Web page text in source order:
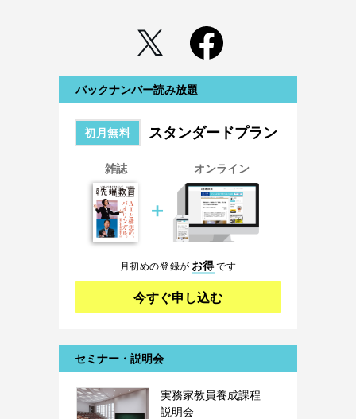
バックナンバー読み放題
初月無料 スタンダードプラン
雑誌
＋
オンライン
月初めの登録が お得です
今すぐ申し込む
セミナー・説明会
実務家教員養成課程
説明会